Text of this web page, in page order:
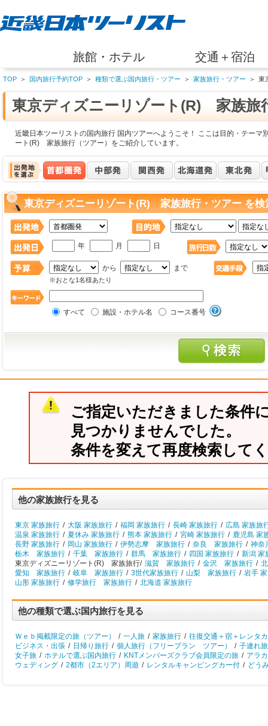
旅館・ホテル 交通＋宿泊
TOP ＞ 国内旅行予約TOP ＞ 種類で選ぶ国内旅行・ツアー ＞ 家族旅行・ツアー ＞ 東
東京ディズニーリゾート(R) 家族旅
近畿日本ツーリストの国内旅行 国内ツアーへようこそ！ ここは目的・テーマ
ート(R) 家族旅行（ツアー）をご紹介しています。
東京ディズニーリゾート(R) 家族旅行・ツアー を検
年 月 日
から まで
※おとな1名様あたり
すべて 施設・ホテル名 コース番号
ご指定いただきました条件
見つかりませんでした。
条件を変えて再度検索して
他の家族旅行を見る
東京 家族旅行 / 大阪 家族旅行 / 福岡 家族旅行 / 長崎 家族旅行 / 広島 家族旅
温泉 家族旅行 / 夏休み 家族旅行 / 熊本 家族旅行 / 宮崎 家族旅行 / 鹿児島 家
長野 家族旅行 / 岡山 家族旅行 / 伊勢志摩 家族旅行 / 奈良 家族旅行 / 神奈
栃木 家族旅行 / 千葉 家族旅行 / 群馬 家族旅行 / 四国 家族旅行 / 新潟 家
東京ディズニーリゾート(R) 家族旅行/ 滋賀 家族旅行 / 金沢 家族旅行 /
愛知 家族旅行 / 岐阜 家族旅行 / 3世代家族旅行 / 山梨 家族旅行 / 岩手
山形 家族旅行 / 修学旅行 家族旅行 / 北海道 家族旅行
他の種類で選ぶ国内旅行を見る
Ｗｅｂ掲載限定の旅（ツアー） / 一人旅 / 家族旅行 / 往復交通＋宿＋レンタ
ビジネス・出張 / 日帰り旅行 / 個人旅行（フリープラン ツアー） / 子連れ
女子旅 / ホテルで選ぶ国内旅行 / KNTメンバーズクラブ会員限定の旅 / アラ
ウェディング / 2都市（2エリア）周遊 / レンタルキャンピングカー付 / どう